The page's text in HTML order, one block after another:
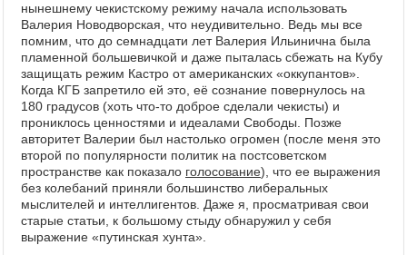
нынешнему чекистскому режиму начала использовать
Валерия Новодворская, что неудивительно. Ведь мы все
помним, что до семнадцати лет Валерия Ильинична была
пламенной большевичкой и даже пыталась сбежать на Кубу
защищать режим Кастро от американских «оккупантов».
Когда КГБ запретило ей это, её сознание повернулось на
180 градусов (хоть что-то доброе сделали чекисты) и
прониклось ценностями и идеалами Свободы. Позже
авторитет Валерии был настолько огромен (после меня это
второй по популярности политик на постсоветском
пространстве как показало голосование), что ее выражения
без колебаний приняли большинство либеральных
мыслителей и интеллигентов. Даже я, просматривая свои
старые статьи, к большому стыду обнаружил у себя
выражение «путинская хунта».